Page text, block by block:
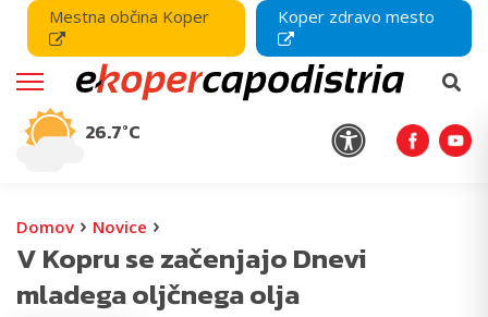
Mestna občina Koper Koper zdravo mesto
26.7°C
Domov › Novice ›
V Kopru se začenjajo Dnevi
mladega oljčnega olja